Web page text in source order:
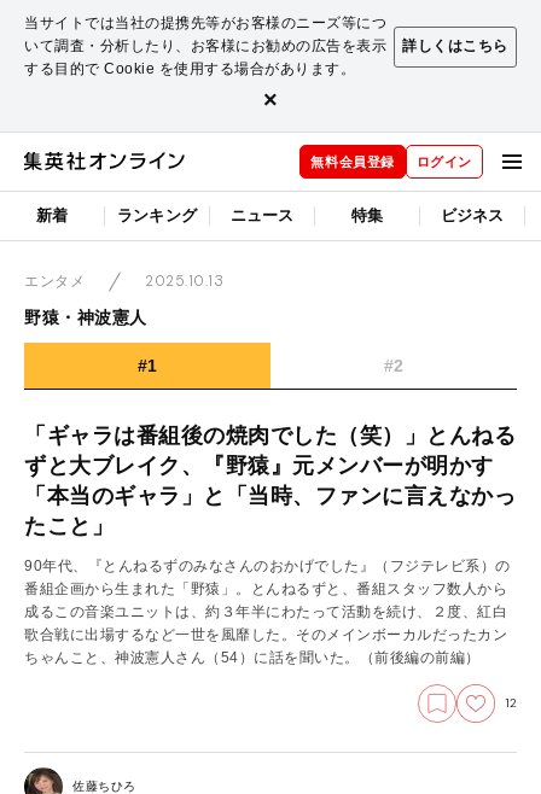
当サイトでは当社の提携先等がお客様のニーズ等につ
いて調査・分析したり、お客様にお勧めの広告を表示
する目的で Cookie を使用する場合があります。
詳しくはこちら
×
無料会員登録 ログイン
新着 ランキング ニュース 特集 ビジネス
エンタメ
2025.10.13
野猿・神波憲人
#1 #2
「ギャラは番組後の焼肉でした（笑）」とんねる
ずと大ブレイク、『野猿』元メンバーが明かす
「本当のギャラ」と「当時、ファンに言えなかっ
たこと」
90年代、『とんねるずのみなさんのおかげでした』（フジテレビ系）の
番組企画から生まれた「野猿」。とんねるずと、番組スタッフ数人から
成るこの音楽ユニットは、約３年半にわたって活動を続け、２度、紅白
歌合戦に出場するなど一世を風靡した。そのメインボーカルだったカン
ちゃんこと、神波憲人さん（54）に話を聞いた。
（前後編の前編）
12
佐藤ちひろ